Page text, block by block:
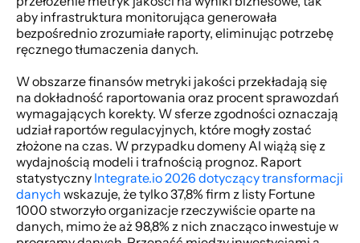
aby infrastruktura monitorująca generowała
bezpośrednio zrozumiałe raporty, eliminując potrzebę
ręcznego tłumaczenia danych.
W obszarze finansów metryki jakości przekładają się
na dokładność raportowania oraz procent sprawozdań
wymagających korekty. W sferze zgodności oznaczają
udział raportów regulacyjnych, które mogły zostać
złożone na czas. W przypadku domeny AI wiążą się z
wydajnością modeli i trafnością prognoz. Raport
statystyczny Integrate.io 2026 dotyczący transformacji
danych wskazuje, że tylko 37,8% firm z listy Fortune
1000 stworzyło organizacje rzeczywiście oparte na
danych, mimo że aż 98,8% z nich znacząco inwestuje w